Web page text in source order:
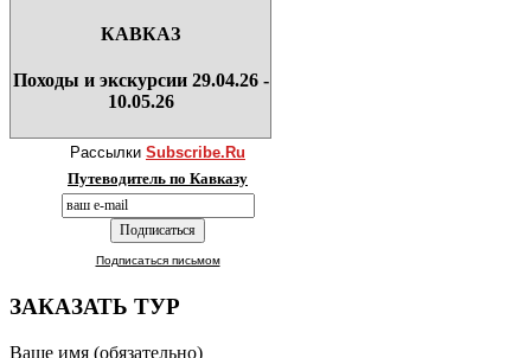
КАВКАЗ
Походы и экскурсии 29.04.26 -
10.05.26
Рассылки Subscribe.Ru
Путеводитель по Кавказу
Подписаться письмом
ЗАКАЗАТЬ ТУР
Ваше имя (обязательно)